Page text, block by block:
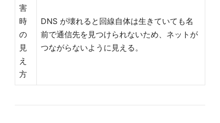
害
時
の
見
え
方
DNS が壊れると回線自体は生きていても名
前で通信先を見つけられないため、ネットが
つながらないように見える。